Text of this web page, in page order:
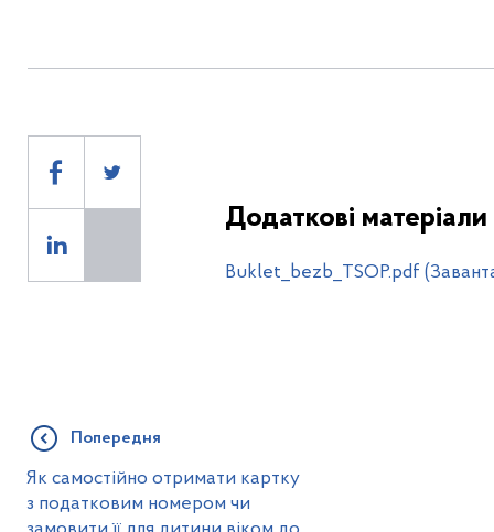
Додаткові матеріали
Buklet_bezb_TSOP.pdf
Попередня
Як самостійно отримати картку
з податковим номером чи